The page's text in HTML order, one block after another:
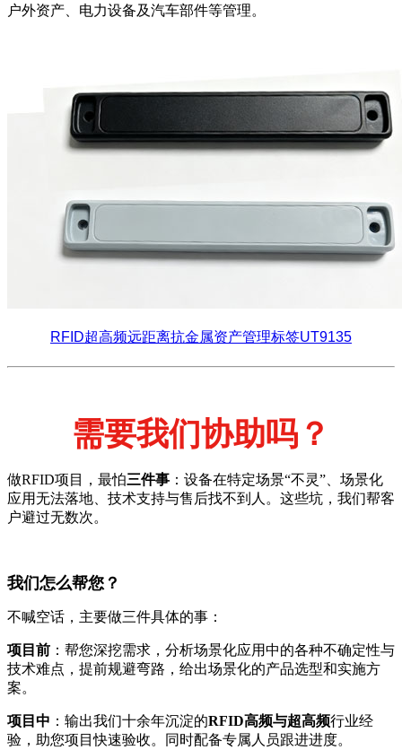
户外资产、电力设备及汽车部件等管理。
RFID超高频远距离抗金属资产管理标签UT9135
需要我们协助吗？
做RFID项目，最怕三件事 ：设备在特定场景“不灵”、场景化
应用无法落地、技术支持与售后找不到人。这些坑，我们帮客
户避过无数次。
我们怎么帮您？
不喊空话，主要做三件具体的事：
项目前 ：帮您深挖需求，分析场景化应用中的各种不确定性与
技术难点，提前规避弯路，给出场景化的产品选型和实施方
案。
项目中 ：输出我们十余年沉淀的RFID高频与超高频行业经
验，助您项目快速验收。同时配备专属人员跟进进度。